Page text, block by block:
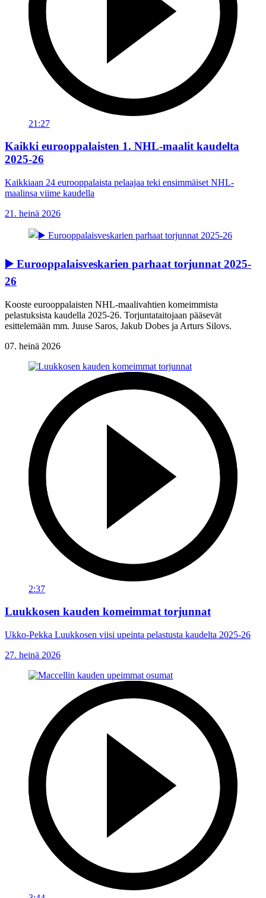
21:27
Kaikki eurooppalaisten 1. NHL-maalit kaudelta
2025-26
Kaikkiaan 24 eurooppalaista pelaajaa teki ensimmäiset NHL-
maalinsa viime kaudella
21. heinä 2026
▶️ Eurooppalaisveskarien parhaat torjunnat 2025-
26
Kooste eurooppalaisten NHL-maalivahtien komeimmista
pelastuksista kaudella 2025-26. Torjuntataitojaan pääsevät
esittelemään mm. Juuse Saros, Jakub Dobes ja Arturs Silovs.
07. heinä 2026
2:37
Luukkosen kauden komeimmat torjunnat
Ukko-Pekka Luukkosen viisi upeinta pelastusta kaudelta 2025-26
27. heinä 2026